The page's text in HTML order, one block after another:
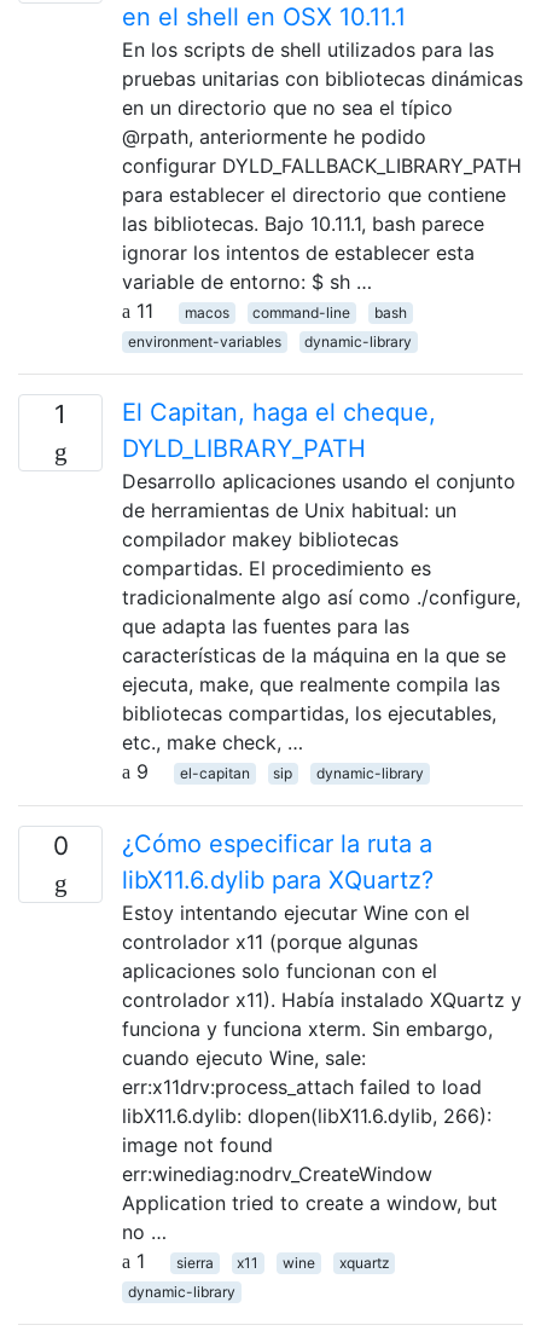
en el shell en OSX 10.11.1
En los scripts de shell utilizados para las
pruebas unitarias con bibliotecas dinámicas
en un directorio que no sea el típico
@rpath, anteriormente he podido
configurar DYLD_FALLBACK_LIBRARY_PATH
para establecer el directorio que contiene
las bibliotecas. Bajo 10.11.1, bash parece
ignorar los intentos de establecer esta
variable de entorno: $ sh …
11
macos command-line
bash
environment-variables
dynamic-library
1
El Capitan, haga el cheque,
DYLD_LIBRARY_PATH
Desarrollo aplicaciones usando el conjunto
de herramientas de Unix habitual: un
compilador makey bibliotecas
compartidas. El procedimiento es
tradicionalmente algo así como ./configure,
que adapta las fuentes para las
características de la máquina en la que se
ejecuta, make, que realmente compila las
bibliotecas compartidas, los ejecutables,
etc., make check, …
9
el-capitan sip dynamic-library
0
¿Cómo especificar la ruta a
libX11.6.dylib para XQuartz?
Estoy intentando ejecutar Wine con el
controlador x11 (porque algunas
aplicaciones solo funcionan con el
controlador x11). Había instalado XQuartz y
funciona y funciona xterm. Sin embargo,
cuando ejecuto Wine, sale:
err:x11drv:process_attach failed to load
libX11.6.dylib: dlopen(libX11.6.dylib, 266):
image not found
err:winediag:nodrv_CreateWindow
Application tried to create a window, but
no …
1
sierra x11 wine
xquartz
dynamic-library